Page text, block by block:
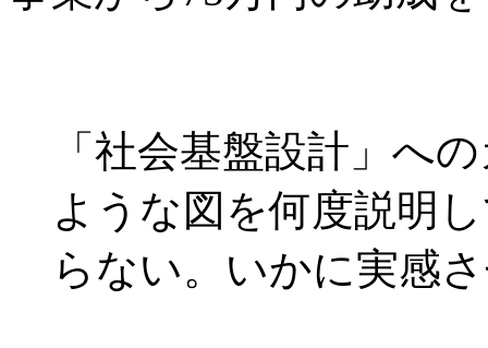
「社会基盤設計」へ
ような図を何度説明
らない。いかに実感